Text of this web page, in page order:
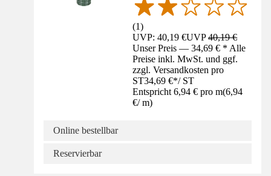
(1)
UVP: 40,19 €UVP40,19 €
Unser Preis — 34,69 € * Alle
Preise inkl. MwSt. und ggf.
zzgl. Versandkosten pro
ST34,69 €*/ ST
Entspricht 6,94 € pro m(6,94
€/ m)
Online bestellbar
Reservierbar